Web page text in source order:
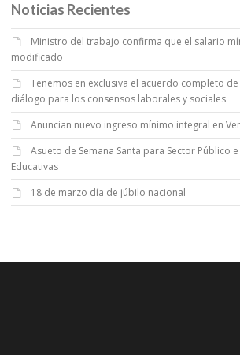
Noticias Recientes
Ministro del trabajo confirma que el salario
modificado
Tenemos en exclusiva el acuerdo completo
diálogo para los consensos laborales y sociales
Anuncian nuevo ingreso mínimo integral en
Asueto de Semana Santa para Sector Público
Educativas
18 de marzo día de júbilo nacional